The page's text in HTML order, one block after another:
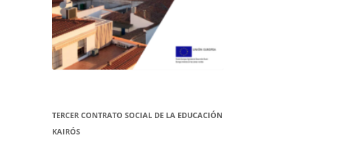
TERCER CONTRATO SOCIAL DE LA EDUCACIÓN
KAIRÓS